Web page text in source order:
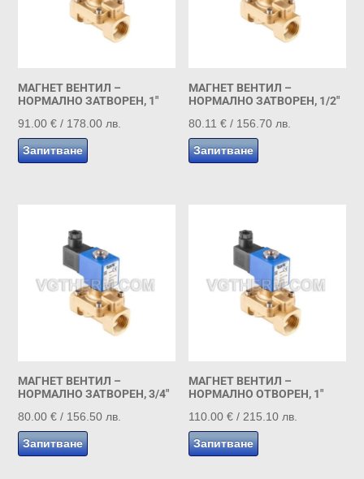
МАГНЕТ ВЕНТИЛ –
НОРМАЛНО ЗАТВОРЕН, 1″
91.00€ / 178.00 лв.
Запитване
МАГНЕТ ВЕНТИЛ –
НОРМАЛНО ЗАТВОРЕН, 1/2″
80.11€ / 156.70 лв.
Запитване
МАГНЕТ ВЕНТИЛ –
НОРМАЛНО ЗАТВОРЕН, 3/4″
80.00€ / 156.50 лв.
Запитване
МАГНЕТ ВЕНТИЛ –
НОРМАЛНО ОТВОРЕН, 1″
110.00€ / 215.10 лв.
Запитване